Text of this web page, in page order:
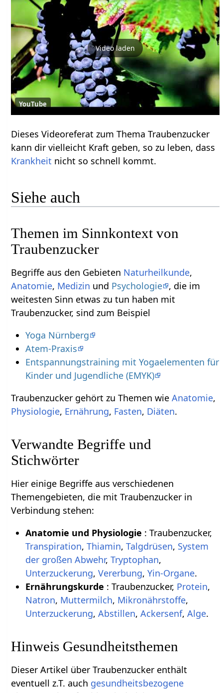
Video laden
YouTube
Dieses Videoreferat zum Thema Traubenzucker
kann dir vielleicht Kraft geben, so zu leben, dass
Krankheit nicht so schnell kommt.
Siehe auch
Themen im Sinnkontext von
Traubenzucker
Begriffe aus den Gebieten Naturheilkunde,
Anatomie, Medizin und Psychologie , die im
weitesten Sinn etwas zu tun haben mit
Traubenzucker, sind zum Beispiel
Yoga Nürnberg
Atem-Praxis
Entspannungstraining mit Yogaelementen für
Kinder und Jugendliche (EMYK)
Traubenzucker gehört zu Themen wieAnatomie,
Physiologie, Ernährung, Fasten, Diäten.
Verwandte Begriffe und
Stichwörter
Hier einige Begriffe aus verschiedenen
Themengebieten, die mit Traubenzucker in
Verbindung stehen:
Anatomie und Physiologie : Traubenzucker,
Transpiration, Thiamin, Talgdrüsen, System
der großen Abwehr, Tryptophan,
Unterzuckerung, Vererbung, Yin-Organe.
Ernährungskurde : Traubenzucker, Protein,
Natron, Muttermilch, Mikronährstoffe,
Unterzuckerung, Abstillen, Ackersenf, Alge.
Hinweis Gesundheitsthemen
Dieser Artikel über Traubenzucker enthält
eventuell z.T. auch gesundheitsbezogene